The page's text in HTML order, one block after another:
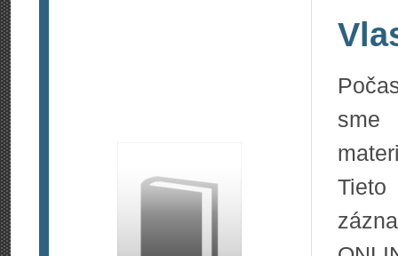
sme